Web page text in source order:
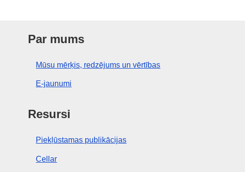
Par mums
Mūsu mērķis, redzējums un vērtības
E-jaunumi
Resursi
Piekļūstamas publikācijas
Cellar